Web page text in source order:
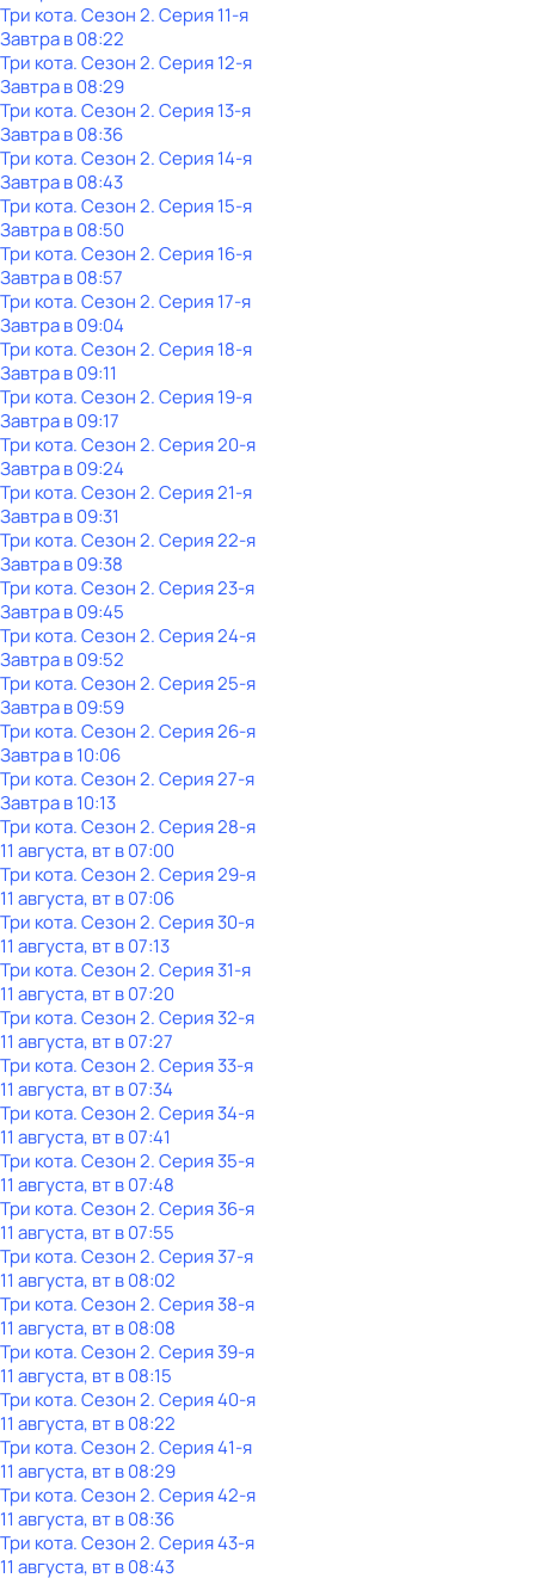
Три кота. Сезон 2. Серия 11-я
Завтра в 08:22
Три кота. Сезон 2. Серия 12-я
Завтра в 08:29
Три кота. Сезон 2. Серия 13-я
Завтра в 08:36
Три кота. Сезон 2. Серия 14-я
Завтра в 08:43
Три кота. Сезон 2. Серия 15-я
Завтра в 08:50
Три кота. Сезон 2. Серия 16-я
Завтра в 08:57
Три кота. Сезон 2. Серия 17-я
Завтра в 09:04
Три кота. Сезон 2. Серия 18-я
Завтра в 09:11
Три кота. Сезон 2. Серия 19-я
Завтра в 09:17
Три кота. Сезон 2. Серия 20-я
Завтра в 09:24
Три кота. Сезон 2. Серия 21-я
Завтра в 09:31
Три кота. Сезон 2. Серия 22-я
Завтра в 09:38
Три кота. Сезон 2. Серия 23-я
Завтра в 09:45
Три кота. Сезон 2. Серия 24-я
Завтра в 09:52
Три кота. Сезон 2. Серия 25-я
Завтра в 09:59
Три кота. Сезон 2. Серия 26-я
Завтра в 10:06
Три кота. Сезон 2. Серия 27-я
Завтра в 10:13
Три кота. Сезон 2. Серия 28-я
11 августа, вт в 07:00
Три кота. Сезон 2. Серия 29-я
11 августа, вт в 07:06
Три кота. Сезон 2. Серия 30-я
11 августа, вт в 07:13
Три кота. Сезон 2. Серия 31-я
11 августа, вт в 07:20
Три кота. Сезон 2. Серия 32-я
11 августа, вт в 07:27
Три кота. Сезон 2. Серия 33-я
11 августа, вт в 07:34
Три кота. Сезон 2. Серия 34-я
11 августа, вт в 07:41
Три кота. Сезон 2. Серия 35-я
11 августа, вт в 07:48
Три кота. Сезон 2. Серия 36-я
11 августа, вт в 07:55
Три кота. Сезон 2. Серия 37-я
11 августа, вт в 08:02
Три кота. Сезон 2. Серия 38-я
11 августа, вт в 08:08
Три кота. Сезон 2. Серия 39-я
11 августа, вт в 08:15
Три кота. Сезон 2. Серия 40-я
11 августа, вт в 08:22
Три кота. Сезон 2. Серия 41-я
11 августа, вт в 08:29
Три кота. Сезон 2. Серия 42-я
11 августа, вт в 08:36
Три кота. Сезон 2. Серия 43-я
11 августа, вт в 08:43